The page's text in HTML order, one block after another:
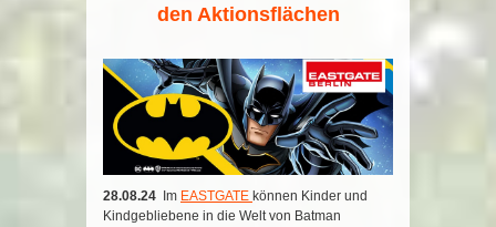
den Aktionsflächen
28.08.24 Im EASTGATE können Kinder und
Kindgebliebene in die Welt von Batman